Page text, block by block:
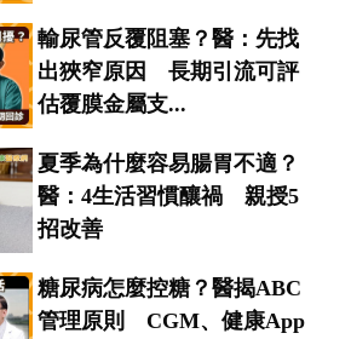
輸尿管反覆阻塞？醫：先找
出狹窄原因 長期引流可評
估覆膜金屬支...
夏季為什麼容易腸胃不適？
醫：4生活習慣釀禍 親授5
招改善
糖尿病怎麼控糖？醫揭ABC
管理原則 CGM、健康App